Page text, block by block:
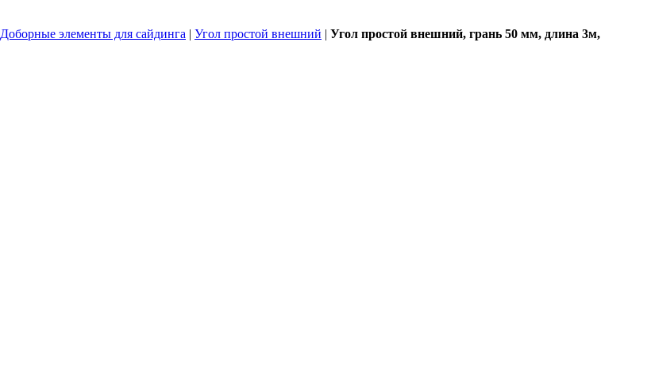
Доборные элементы для сайдинга | Угол простой внешний | Угол простой внешний, грань 50 мм, длина 3м,